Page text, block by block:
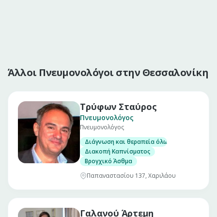
Άλλοι Πνευμονολόγοι στην Θεσσαλονίκη
Τρύφων Σταύρος
Πνευμονολόγος
Πνευμονολόγος
Διάγνωση και θεραπεία όλων των
Διακοπή Καπνίσματος
Βρογχικό Άσθμα
Παπαναστασίου 137, Χαριλάου
Γαλανού Άρτεμη